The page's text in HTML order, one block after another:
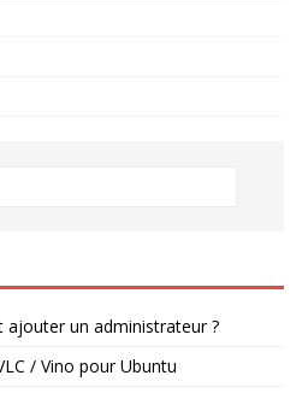
ajouter un administrateur ?
/ Vino pour Ubuntu